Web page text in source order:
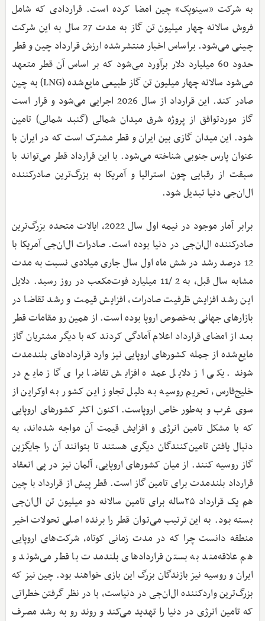
به شرکت «سینوپک» چین امضا کرده است. قراردادی که شامل
فروش سالانه چهار میلیون تن گاز به مدت 27 سال به این شرکت
چینی می‌شود. براساس اخبار منتشرشده ارزش قرارداد چین و قطر
حدود 60 میلیارد دلار برآورد می‌شود که بر اساس آن قطر متعهد
می‌شود سالانه چهار میلیون تن گاز طبیعی مایع‌شده (LNG) به چین
صادر کند. این قرارداد از سال 2026 اجرایی می‌شود و قرار است
گاز موردتوافق از پروژه شرق میدان شمالی (گنبد شمالی) تامین
شود. این میدان گازی بین ایران و قطر مشترک است که در ایران با
عنوان پارس جنوبی شناخته می‌شود. با این قرارداد قطر می‌تواند با
سبقت از رقبایی چون استرالیا و آمریکا به بزرگ‌ترین صادرکننده
ال‌ان‌جی دنیا تبدیل شود.
برابر آمار موجود در نیمه اول سال 2022، ایالات متحده بزرگ‌ترین
صادرکننده ال‌ان‌جی در دنیا بوده است. صادرات ال‌ان‌جی آمریکا با
12 درصد رشد در شش ماه اول سال جاری میلادی نسبت به مدت
مشابه سال قبل، به 2 /11 میلیارد فوت‌مکعب در روز رسید. دلایل
این رشد افزایش ظرفیت صادرات، افزایش قیمت و رشد تقاضا در
بازارهای جهانی به‌خصوص اروپا بوده است. از همین رو مقامات قطر
بعد از امضای قرارداد اعلام آمادگی کردند که با دیگر مشتریان گاز
مایع‌شده از جمله کشورهای اروپایی نیز وارد قراردادهای بلندمدت
شوند. یکی از دلایل عمده افزایش تقاضا برای گاز مایع در
خلیج‌فارس، تحریم روسیه به دلیل تجاوز این کشور به اوکراین از
سوی غرب و به‌طور خاص اروپاست. اکنون اکثر کشورهای اروپایی
که با مشکل تامین انرژی و افزایش قیمت آن مواجه شده‌اند، به
دنبال یافتن تامین‌کنندگان دیگری هستند تا بتوانند آن را جایگزین
گاز روسیه کنند. از میان کشورهای اروپایی، آلمان نیز در پی انعقاد
قرارداد بلندمدت برای تامین گاز است. قطر پیش از قرارداد با چین
هم یک قرارداد ۲۵ساله برای تامین سالانه دو میلیون تن ال‌ان‌جی
بسته بود. به این ترتیب می‌توان قطر را برنده اصلی تحولات اخیر
منطقه دانست چرا که در مدت زمانی کوتاه، شرکت‌های اروپایی
هم علاقه‌مند به بستن قراردادهای بلندمدت با قطر می‌شوند و
ایران و روسیه نیز بازندگان بزرگ این بازی خواهند بود. چین نیز که
بزرگ‌ترین واردکننده ال‌ان‌جی در دنیاست، با در نظر گرفتن خطراتی
که تامین انرژی در دنیا را تهدید می‌کند و روند رو به رشد مصرف